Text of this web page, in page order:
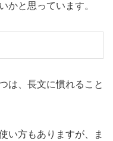
かと思っています。
は、長文に慣れること
い方もありますが、ま